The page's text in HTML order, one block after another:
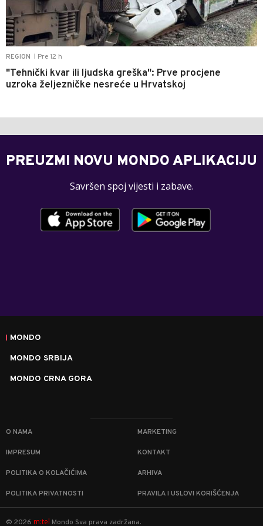
REGION Pre 12 h
"Tehnički kvar ili ljudska greška": Prve procjene
uzroka željezničke nesreće u Hrvatskoj
PREUZMI NOVU MONDO APLIKACIJU
Savršen spoj vijesti i zabave.
MONDO
MONDO SRBIJA
MONDO CRNA GORA
O NAMA MARKETING
IMPRESUM KONTAKT
POLITIKA O KOLAČIĆIMA ARHIVA
POLITIKA PRIVATNOSTI PRAVILA I USLOVI KORIŠĆENJA
© 2026 m:tel Mondo Sva prava zadržana.